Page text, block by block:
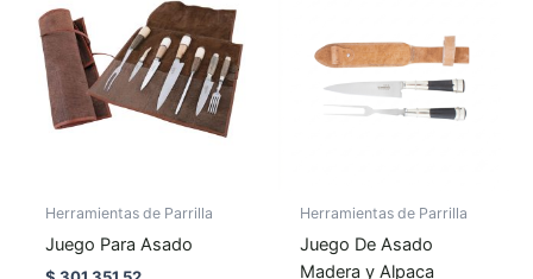
Herramientas de Parrilla
Juego Para Asado
Herramientas de Parrilla
Juego De Asado
Madera y Alpaca